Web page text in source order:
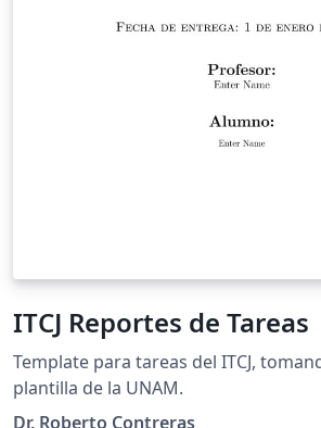
ITCJ Reportes de Tareas
Template para tareas del ITCJ,
plantilla de la UNAM.
Dr. Roberto Contreras